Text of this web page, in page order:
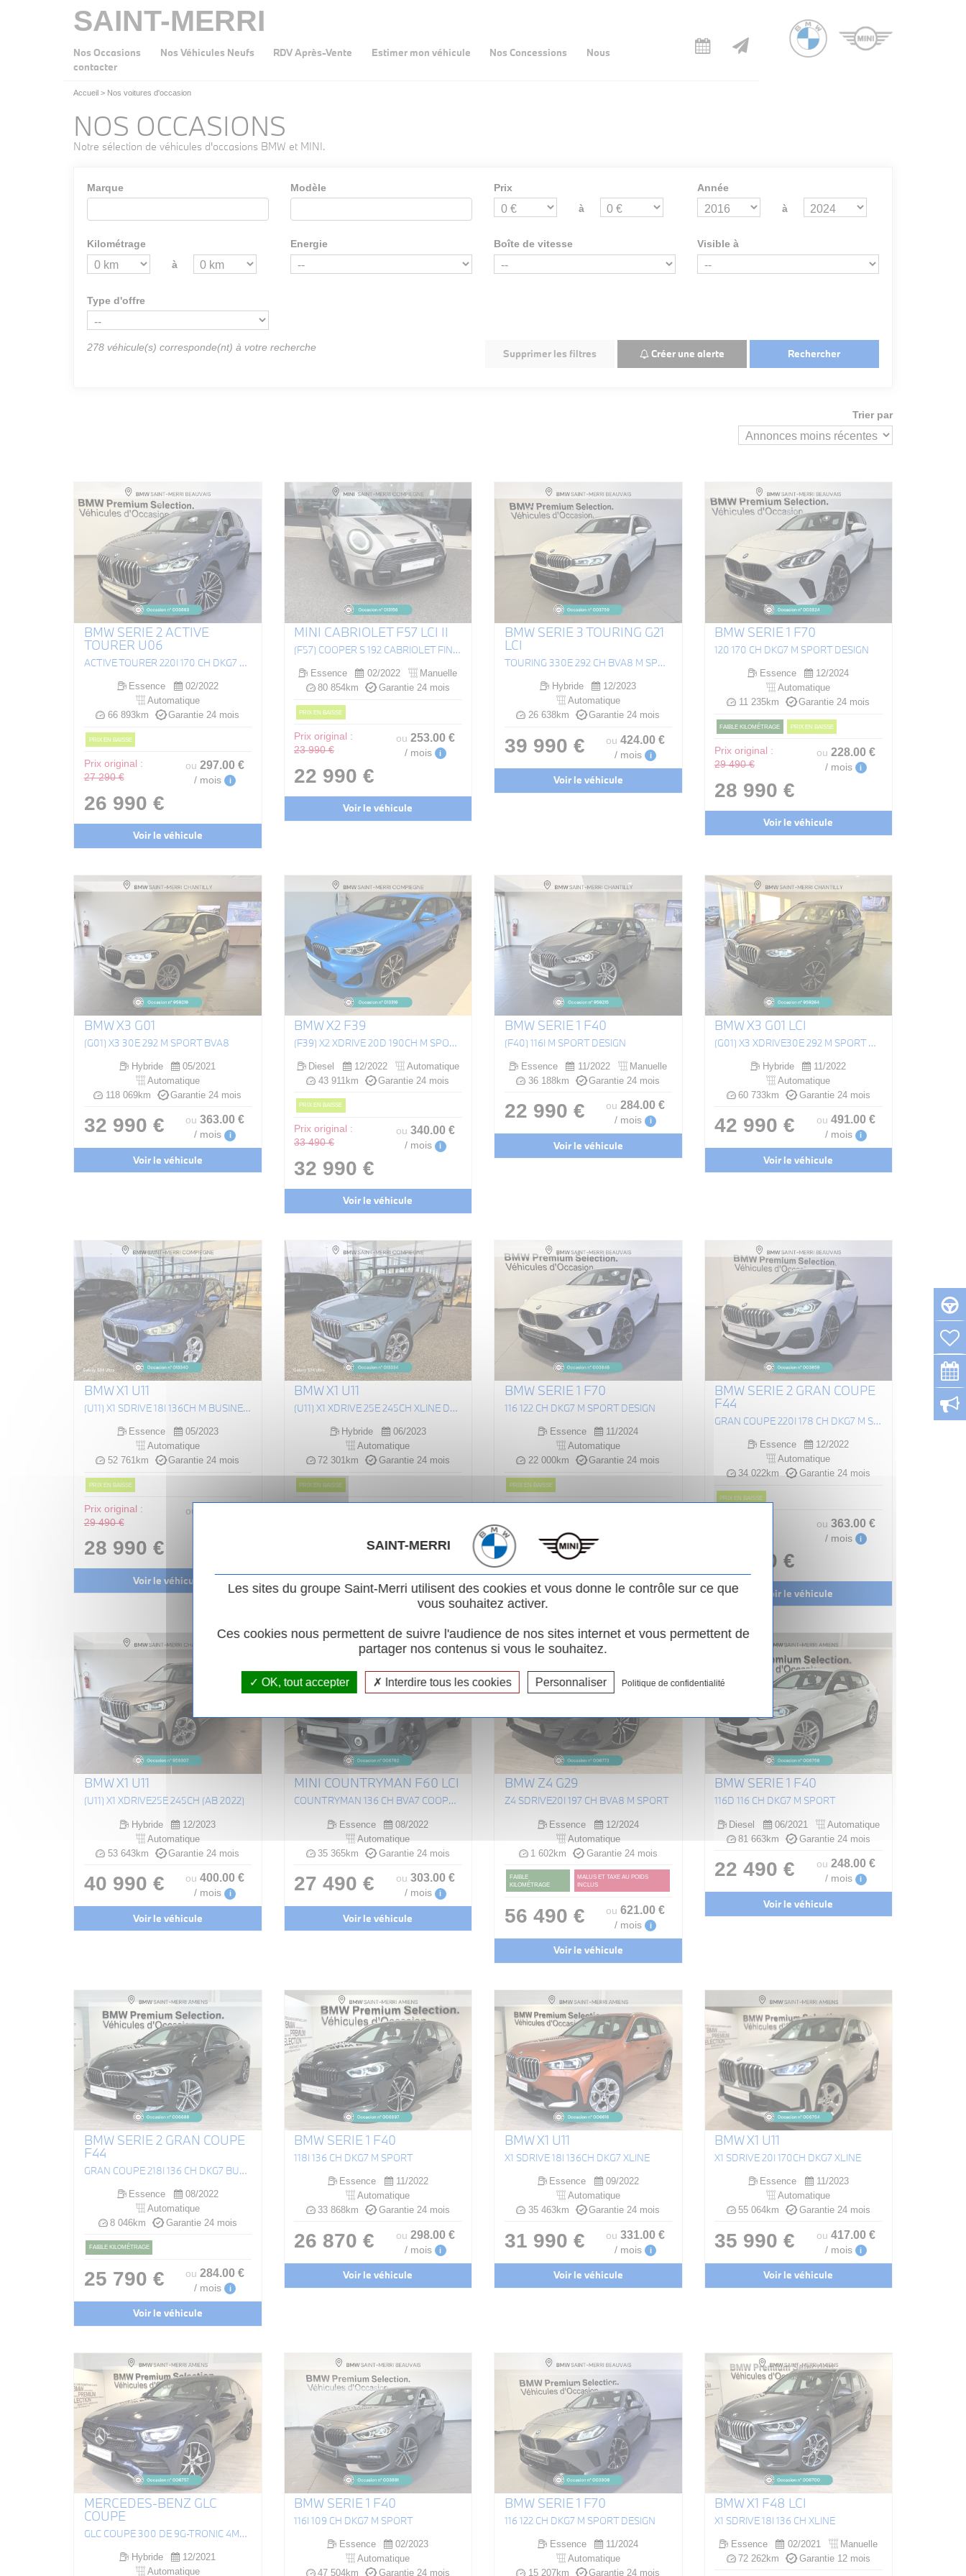
SAINT-MERRI
Nos Occasions Nos Véhicules Neufs RDV Après-Vente Estimer mon véhicule Nos Concessions
Nous
contacter
Accueil > Nos voitures d'occasion
NOS OCCASIONS
Notre sélection de véhicules d'occasions BMW et MINI.
Marque Modèle
Prix
à
Année
à
Kilométrage
à
Energie Boîte de vitesse Visible à
Type d'offre
278 véhicule(s) corresponde(nt) à votre recherche Supprimer les filtres Créer une alerte Rechercher
Trier par
BMW SERIE 2 ACTIVE
TOURER U06
ACTIVE TOURER 220I 170 CH DKG7 LUXURY
Essence
02/2022
Automatique
66 893km
Garantie 24 mois
PRIX EN BAISSE
Prix original :
27 290 €
26 990 €
ou297.00 €
/ mois i
Voir le véhicule
MINI CABRIOLET F57 LCI II
(F57) COOPER S 192 CABRIOLET FINITION JCW
Essence 02/2022
Manuelle
80 854km
Garantie 24 mois
PRIX EN BAISSE
Prix original :
23 990 €
22 990 €
ou 253.00 €
/ mois i
Voir le véhicule
BMW SERIE 3 TOURING G21
LCI
TOURING 330E 292 CH BVA8 M SPORT
Hybride
12/2023
Automatique
26 638km
Garantie 24 mois
39 990 € ou424.00 €
/ mois i
Voir le véhicule
BMW SERIE 1 F70
120 170 CH DKG7 M SPORT DESIGN
Essence
12/2024
Automatique
11 235km
Garantie 24 mois
FAIBLE KILOMÉTRAGE PRIX EN BAISSE
Prix original :
29 490 €
28 990 €
ou 228.00 €
/ mois i
Voir le véhicule
BMW X3 G01
(G01) X3 30E 292 M SPORT BVA8
Hybride
05/2021
Automatique
118 069km
Garantie 24 mois
32 990 € ou363.00 €
/ mois i
Voir le véhicule
BMW X2 F39
(F39) X2 XDRIVE 20D 190CH M SPORT BVA8
Diesel 12/2022
Automatique
43 911km
Garantie 24 mois
PRIX EN BAISSE
Prix original :
33 490 €
32 990 €
ou 340.00 €
/ mois i
Voir le véhicule
BMW SERIE 1 F40
(F40) 116I M SPORT DESIGN
Essence 11/2022
Manuelle
36 188km
Garantie 24 mois
22 990 € ou284.00 €
/ mois i
Voir le véhicule
BMW X3 G01 LCI
(G01) X3 XDRIVE30E 292 M SPORT BVA8
Hybride
11/2022
Automatique
60 733km
Garantie 24 mois
42 990 € ou 491.00 €
/ mois i
Voir le véhicule
BMW X1 U11
(U11) X1 SDRIVE 18I 136CH M BUSINESS DESIGN DKG7
Essence
05/2023
Automatique
52 761km
Garantie 24 mois
PRIX EN BAISSE
Prix original :
29 490 €
28 990 €
ou
Voir le véhicule
BMW X1 U11
(U11) X1 XDRIVE 25E 245CH XLINE DKG7
Hybride
06/2023
Automatique
72 301km
Garantie 24 mois
PRIX EN BAISSE
33 990 €
Voir le véhicule
BMW SERIE 1 F70
116 122 CH DKG7 M SPORT DESIGN
Essence
11/2024
Automatique
22 000km
Garantie 24 mois
PRIX EN BAISSE
28 490 €
Voir le véhicule
BMW SERIE 2 GRAN COUPE
F44
GRAN COUPE 220I 178 CH DKG7 M SPORT
Essence
12/2022
Automatique
34 022km
Garantie 24 mois
PRIX EN BAISSE
29 990 €
ou 363.00 €
/ mois i
Voir le véhicule
BMW X1 U11
(U11) X1 XDRIVE25E 245CH (AB 2022)
Hybride
12/2023
Automatique
53 643km
Garantie 24 mois
40 990 € ou400.00 €
/ mois i
Voir le véhicule
MINI COUNTRYMAN F60 LCI
COUNTRYMAN 136 CH BVA7 COOPER EDITION PREMIUM PLUS
Essence
08/2022
Automatique
35 365km
Garantie 24 mois
27 490 € ou 303.00 €
/ mois i
Voir le véhicule
BMW Z4 G29
Z4 SDRIVE20I 197 CH BVA8 M SPORT
Essence
12/2024
Automatique
1 602km
Garantie 24 mois
FAIBLE
KILOMÉTRAGE
MALUS ET TAXE AU POIDS
INCLUS
56 490 € ou621.00 €
/ mois i
Voir le véhicule
BMW SERIE 1 F40
116D 116 CH DKG7 M SPORT
Diesel 06/2021
Automatique
81 663km
Garantie 24 mois
22 490 € ou 248.00 €
/ mois i
Voir le véhicule
BMW SERIE 2 GRAN COUPE
F44
GRAN COUPE 218I 136 CH DKG7 BUSINESS DESIGN
Essence
08/2022
Automatique
8 046km
Garantie 24 mois
FAIBLE KILOMÉTRAGE
25 790 € ou284 .00 €
/ mois i
Voir le véhicule
BMW SERIE 1 F40
118I 136 CH DKG7 M SPORT
Essence
11/2022
Automatique
33 868km
Garantie 24 mois
26 870 € ou 298.00 €
/ mois i
Voir le véhicule
BMW X1 U11
X1 SDRIVE 18I 136CH DKG7 XLINE
Essence
09/2022
Automatique
35 463km
Garantie 24 mois
31 990 € ou331.00 €
/ mois i
Voir le véhicule
BMW X1 U11
X1 SDRIVE 20I 170CH DKG7 XLINE
Essence
11/2023
Automatique
55 064km
Garantie 24 mois
35 990 € ou 417.00 €
/ mois i
Voir le véhicule
MERCEDES-BENZ GLC
COUPE
GLC COUPÉ 300 DE 9G-TRONIC 4MATIC AMG LINE
Hybride
12/2021
Automatique
BMW SERIE 1 F40
116I 109 CH DKG7 M SPORT
Essence
02/2023
Automatique
47 504km
Garantie 24 mois
BMW SERIE 1 F70
116 122 CH DKG7 M SPORT DESIGN
Essence
11/2024
Automatique
15 207km
Garantie 24 mois
BMW X1 F48 LCI
X1 SDRIVE 18I 136 CH XLINE
Essence 02/2021
Manuelle
72 262km
Garantie 12 mois
SAINT-MERRI
Les sites du groupe Saint-Merri utilisent des cookies et vous donne le contrôle sur ce que
vous souhaitez activer.
Ces cookies nous permettent de suivre l'audience de nos sites internet et vous permettent de
partager nos contenus si vous le souhaitez.
OK, tout accepter Interdire tous les cookies Personnaliser Politique de confidentialité